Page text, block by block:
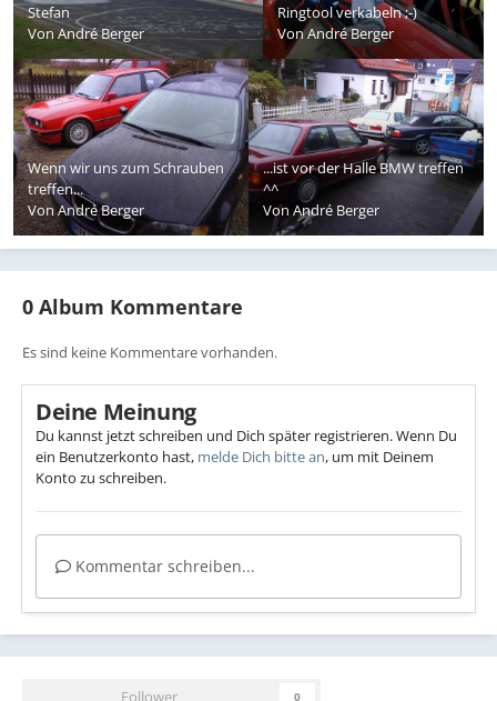
Stefan
VonAndré Berger
Ringtool verkabeln ;-)
VonAndré Berger
Wenn wir uns zum Schrauben
treffen...
VonAndré Berger
...ist vor der Halle BMW treffen
^^
Von André Berger
0 Album Kommentare
Es sind keine Kommentare vorhanden.
Deine Meinung
Du kannst jetzt schreiben und Dich später registrieren. Wenn Du
ein Benutzerkonto hast, melde Dich bitte an, um mit Deinem
Konto zu schreiben.
Kommentar schreiben...
Follower 0